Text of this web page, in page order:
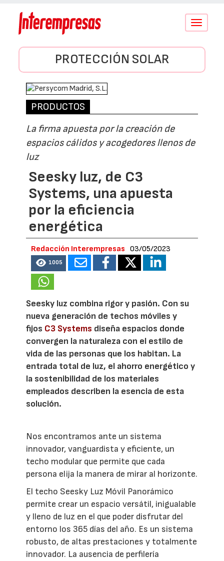
Conmutar
PROTECCIÓN SOLAR
PRODUCTOS
La firma apuesta por la creación de
espacios cálidos y acogedores llenos de
luz
Seesky luz, de C3
Systems, una apuesta
por la eficiencia
energética
Redacción Interempresas 03/05/2023
1005
Seesky luz combina rigor y pasión. Con su
nueva generación de techos móviles y
fijos C3 Systems diseña espacios donde
convergen la naturaleza con el estilo de
vida de las personas que los habitan. La
entrada total de luz, el ahorro energético y
la sostenibilidad de los materiales
empleados describen la esencia de esta
solución.
Nos encontramos ante un sistema
innovador, vanguardista y eficiente, un
techo modular que permite que cada
persona elija la manera de mirar al horizonte.
El techo Seesky Luz Móvil Panorámico
permite crear un espacio versátil, inigualable
y lleno de luz en el que poder disfrutar del
entorno los 365 días del año. Es un sistema
robusto, de altas prestaciones y totalmente
innovador. La ausencia de perfilería